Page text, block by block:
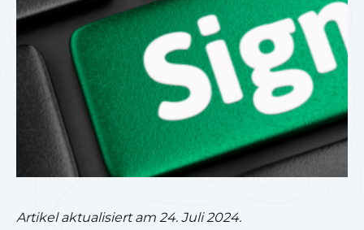
Artikel aktualisiert am 24. Juli 2024.